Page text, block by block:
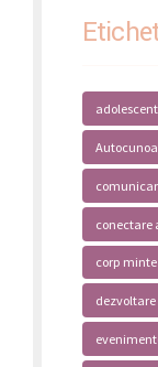
conectare
corp